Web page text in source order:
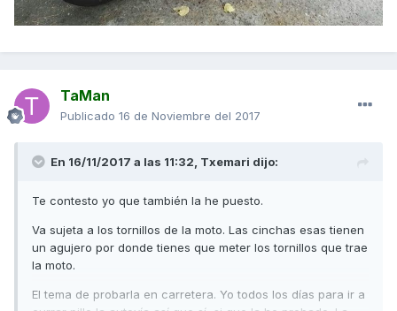
TaMan
Publicado 16 de Noviembre del 2017
En 16/11/2017 a las 11:32, Txemari dijo:
Te contesto yo que también la he puesto.
Va sujeta a los tornillos de la moto. Las cinchas esas tienen
un agujero por donde tienes que meter los tornillos que trae
la moto.
El tema de probarla en carretera. Yo todos los días para ir a